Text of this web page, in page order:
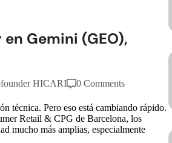
Gemini (GEO),
HICARI 0 Comments
técnica. Pero eso está cambiando rápido.
Retail & CPG de Barcelona, los
mucho más amplias, especialmente